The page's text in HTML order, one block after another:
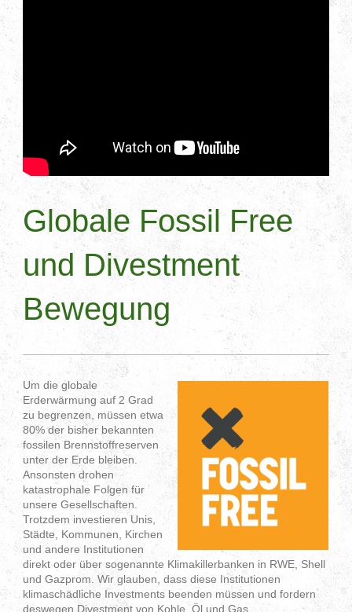
Globale Fossil Free
und Divestment
Bewegung
Um die globale
Erderwärmung auf 2 Grad
zu begrenzen, müssen etwa
80% der bisher bekannten
fossilen Brennstoffreserven
unter der Erde bleiben.
Ansonsten drohen
katastrophale Folgen für
unsere Gesellschaften.
Trotzdem investieren Unis,
Städte, Kommunen, Kirchen
und andere Institutionen
direkt oder über sogenannte Klimakillerbanken in RWE, Shell
und Gazprom. Wir glauben, dass diese Institutionen
klimaschädliche Investments beenden müssen und fordern
deswegen Divestment von Kohle, Öl und Gas.